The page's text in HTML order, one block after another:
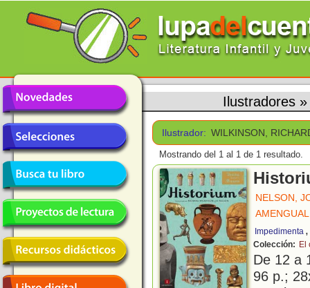
Ilustradores
Ilustrador: WILKINSON,
Mostrando del 1 al 1 de 1 resultado.
NELSON,
Impedimenta
Colección: El
De 12 a
96 p.;